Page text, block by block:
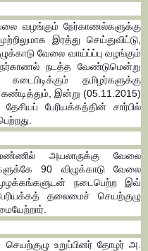
வழங்கும் நேர்காணல்களுக்கு
இரத்து செய்துவிட்டு,
வேலை வாய்ப்ப்பு வழங்கும்
நேர்காணல் நடத்த வேண்டுமென்று
கடைபிடிக்கும் தமிழர்களுக்கு
இன்று (05.11.2015)
பேரியக்கத்தின் சார்பில்
அயலாருக்கு வேலை
90 விழுக்காடு வேலை
நடைபெற்ற இவ்
தலைமைச் செயற்குழு
உறுப்பினர் தோழர் அ.